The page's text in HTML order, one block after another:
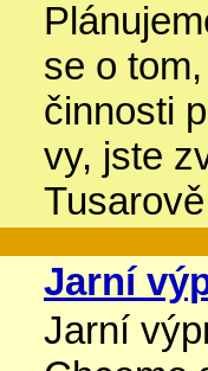
se o
činnosti
vy, jste
Jarní
Jarní